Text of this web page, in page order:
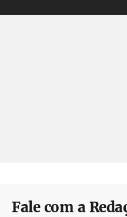
Fale com a